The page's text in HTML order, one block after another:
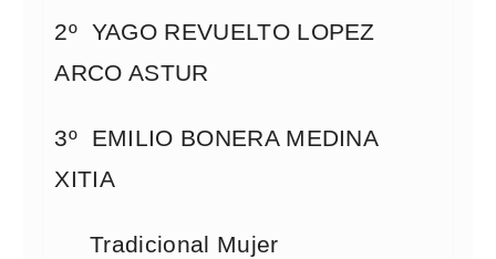
2º YAGO REVUELTO LOPEZ
ARCO ASTUR
3º EMILIO BONERA MEDINA
XITIA
Tradicional Mujer